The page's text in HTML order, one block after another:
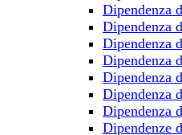
Dipendenza
Dipendenza
Dipendenza
Dipendenza
Dipendenza
Dipendenza
Dipendenza
Dipendenze